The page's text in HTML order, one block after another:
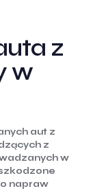
z
w
aut z
z
w
napraw